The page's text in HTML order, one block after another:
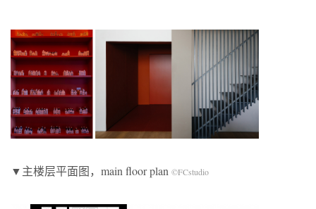
▼主楼层平面图，main floor plan ©FCstudio